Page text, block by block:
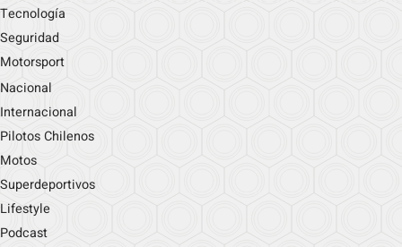
Tecnología
Seguridad
Motorsport
Nacional
Internacional
Pilotos Chilenos
Motos
Superdeportivos
Lifestyle
Podcast